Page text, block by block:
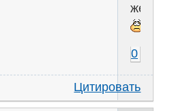
же......
0
Цитировать